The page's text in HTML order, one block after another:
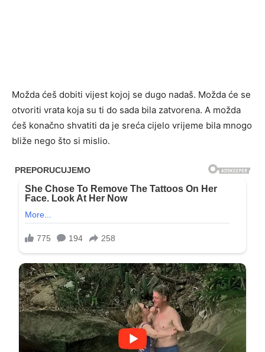
Možda ćeš dobiti vijest kojoj se dugo nadaš. Možda će se
otvoriti vrata koja su ti do sada bila zatvorena. A možda
ćeš konačno shvatiti da je sreća cijelo vrijeme bila mnogo
bliže nego što si mislio.